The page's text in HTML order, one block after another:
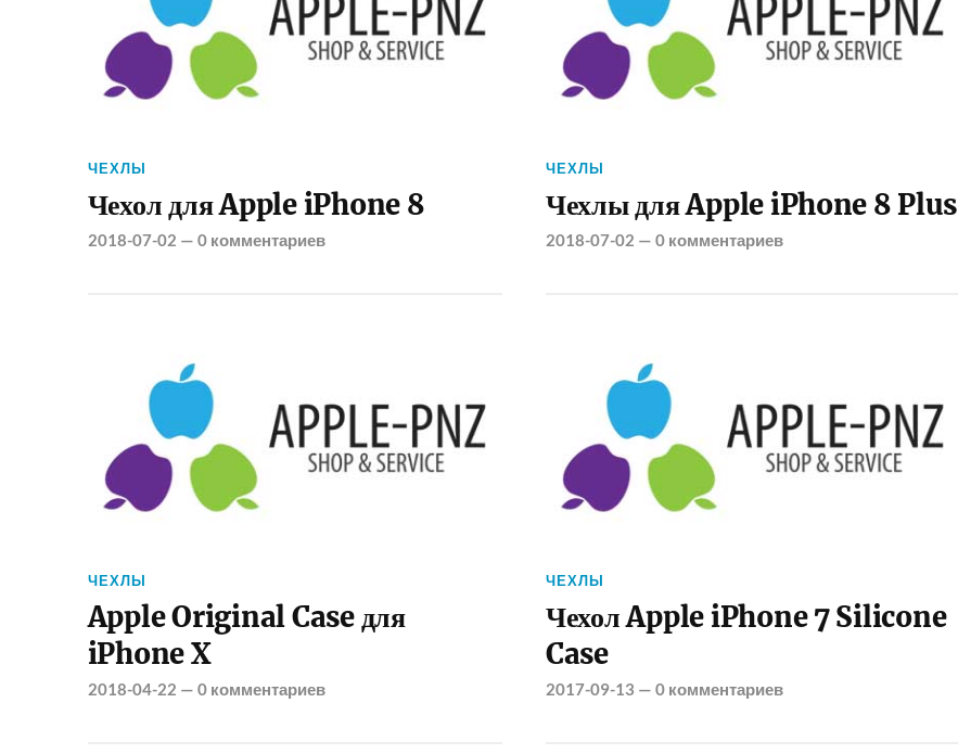
ЧЕХЛЫ
Чехол для Apple iPhone 8
2018-07-02 — 0 комментариев
ЧЕХЛЫ
Чехлы для Apple iPhone 8 Plus
2018-07-02 — 0 комментариев
ЧЕХЛЫ
Apple Original Case для
iPhone X
2018-04-22 — 0 комментариев
ЧЕХЛЫ
Чехол Apple iPhone 7 Silicone
Case
2017-09-13 — 0 комментариев